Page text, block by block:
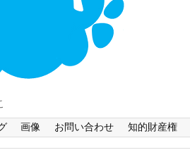
画像 お問い合わせ 知的財産権